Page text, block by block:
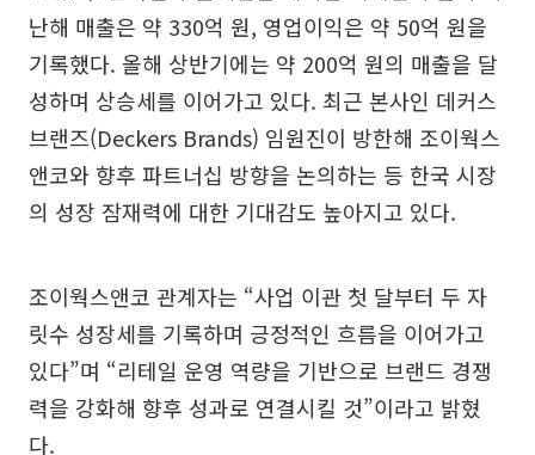
난해 매출은 약 330억 원, 영업이익은 약 50억 원을
기록했다. 올해 상반기에는 약 200억 원의 매출을 달
성하며 상승세를 이어가고 있다. 최근 본사인 데커스
브랜즈(Deckers Brands) 임원진이 방한해 조이웍스
앤코와 향후 파트너십 방향을 논의하는 등 한국 시장
의 성장 잠재력에 대한 기대감도 높아지고 있다.
조이웍스앤코 관계자는 “사업 이관 첫 달부터 두 자
릿수 성장세를 기록하며 긍정적인 흐름을 이어가고
있다”며 “리테일 운영 역량을 기반으로 브랜드 경쟁
력을 강화해 향후 성과로 연결시킬 것”이라고 밝혔
다.